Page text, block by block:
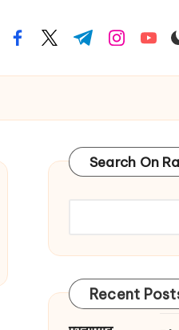
facebook.com
twitter.com
t.me
Search On
Recent